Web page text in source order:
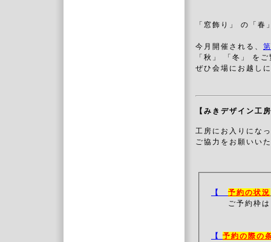
「窓飾り」 の「
今月開催される、
「秋」 「冬」 を
ぜひ会場にお越し
【みきデザイン工
工房にお入りにな
ご協力をお願いい
【 予約の状況
ご予約枠は
【 予約の際の